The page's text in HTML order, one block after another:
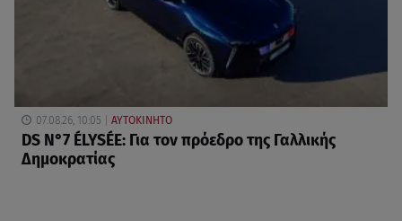
07.08.26, 10:05 ΑΥΤΟΚΙΝΗΤΟ
DS N°7 ÉLYSÉE: Για τον πρόεδρο της Γαλλικής
Δημοκρατίας